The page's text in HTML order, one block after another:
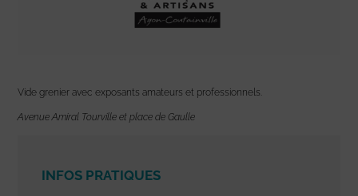
Vide grenier avec exposants amateurs et professionnels.
Avenue Amiral Tourville et place de Gaulle
INFOS PRATIQUES